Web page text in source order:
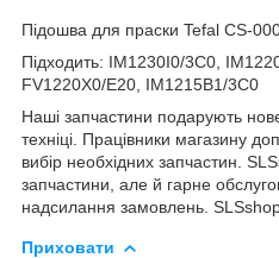
Підошва для праски Tefal CS-
Підходить: IM1230I0/3C0,
FV1220X0/E20, IM1215B1/3C0
Наші запчастини подарують
техніці. Працівники магазину
вибір необхідних запчастин.
запчастини, але й гарне
надсилання замовлень.
Приховати